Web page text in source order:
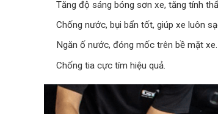
Tăng độ sáng bóng sơn xe, tăng tính
Chống nước, bụi bẩn tốt, giúp xe luôn
Ngăn ố nước, đóng mốc trên bề mặt xe.
Chống tia cực tím hiệu quả.